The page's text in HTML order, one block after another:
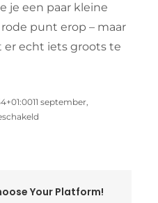
je een paar kleine
punt erop – maar
er echt iets groots te
11 september,
hal
Your Platform!